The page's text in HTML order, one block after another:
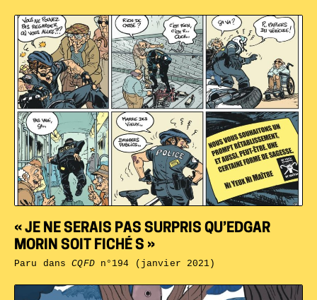
« JE NE SERAIS PAS SURPRIS QU’EDGAR
MORIN SOIT FICHÉ S »
Paru dansCQFDn°194 (janvier 2021)